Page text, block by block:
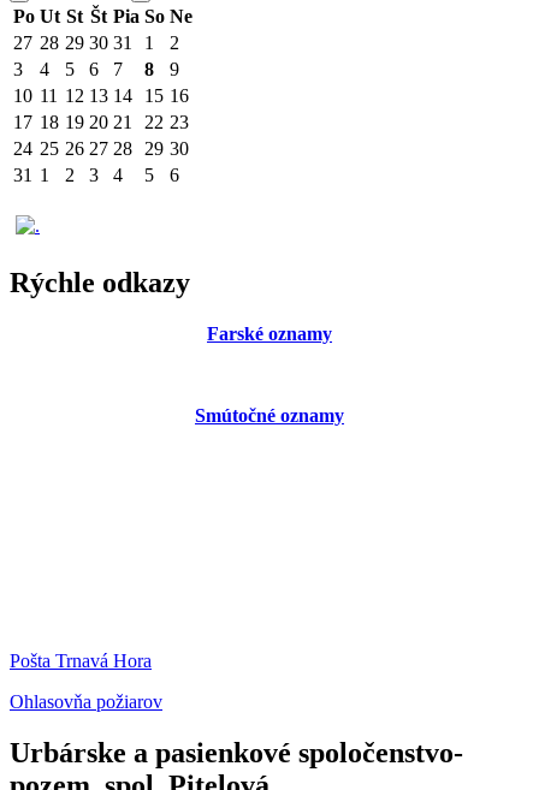
Po Ut St Št Pia So Ne
27 28 29 30 31 1
2
3
4 5 6 7 8
9
10 11 12 13 14 15 16
17 18 19 20 21 22 23
24 25 26 27 28 29 30
31 1 2 3 4 5 6
Rýchle odkazy
Farské oznamy
Smútočné oznamy
Pošta Trnavá Hora
Ohlasovňa požiarov
Urbárske a pasienkové spoločenstvo-